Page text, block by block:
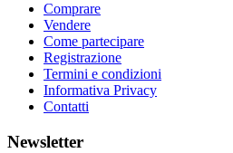
Comprare
Vendere
Come partecipare
Registrazione
Termini e condizioni
Informativa Privacy
Contatti
Newsletter